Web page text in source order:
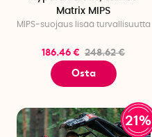
Matrix MIPS
MIPS-suojaus lisää turvallisuutta
186.46 € 248.62 €
Osta
21%